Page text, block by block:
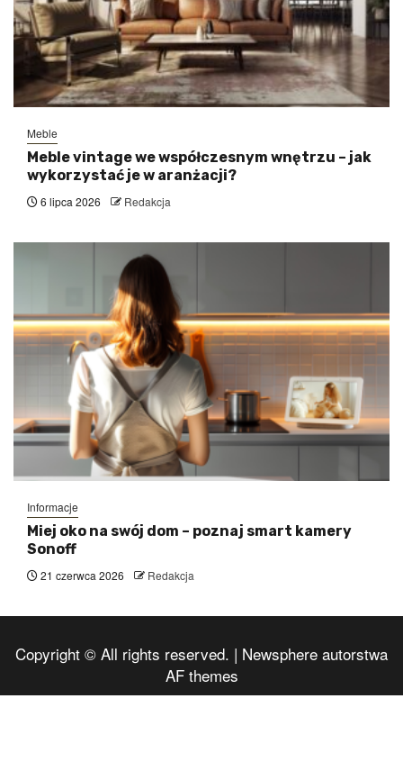
Meble
Meble vintage we współczesnym wnętrzu – jak
wykorzystać je w aranżacji?
6 lipca 2026 Redakcja
Informacje
Miej oko na swój dom – poznaj smart kamery
Sonoff
21 czerwca 2026 Redakcja
Copyright © All rights reserved. | Newsphere autorstwa
AF themes